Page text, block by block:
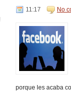
11:17 No
porque les acaba